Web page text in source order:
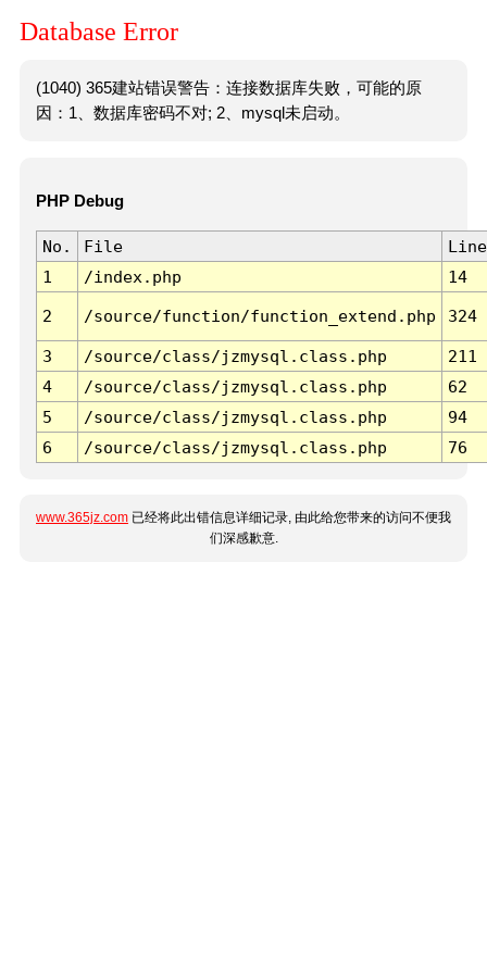
Database Error
(1040) 365建站错误警告：连接数据库失败，可能的原
因：1、数据库密码不对; 2、mysql未启动。
PHP Debug
No. File
Line
1
/index.php 14
2 /source/function/function_extend.php 324
3 /source/class/jzmysql.class.php
211
4
/source/class/jzmysql.class.php
62
5
/source/class/jzmysql.class.php
94
6
/source/class/jzmysql.class.php 76
www.365jz.com 已经将此出错信息详细记录, 由此给您带来的访问不便我
们深感歉意.